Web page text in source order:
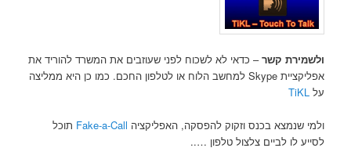
ולשמירת קשר– כדאי לא לשכוח לפני שעוזבים את המשרד להוריד את
אפליקציית Skype למחשב הלוח או לטלפון החכם. כמו כן היא ממליצה
עלTiKL
ולמי שנמצא בכנס וזקוק להפסקה, האפליקציה Fake-a-Call תוכל
לסייע לו לביים צלצול טלפון …..